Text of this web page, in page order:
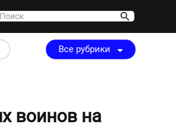
Все рубрики
воинов на